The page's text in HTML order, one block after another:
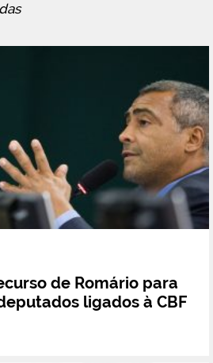
de Romário para
ligados à CBF